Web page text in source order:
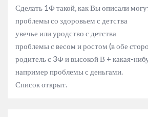
Сделать 1Ф такой, как Вы описали
проблемы со здоровьем с детства
увечье или уродство с детства
проблемы с весом и ростом (в обе
родитель с 3Ф и высокой В + какая-
например проблемы с деньгами.
Список открыт.